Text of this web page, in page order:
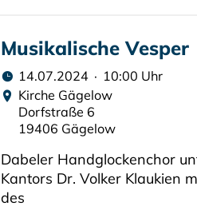
Musikalische Vesper
14.07.2024 · 10:00 Uhr
Kirche Gägelow
Dorfstraße 6
19406 Gägelow
Dabeler Handglockenchor
Kantors Dr. Volker Klaukien
des